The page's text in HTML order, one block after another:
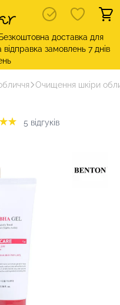
доставка для
замовлень 7 днів
Очищення шкіри
5 відгуків